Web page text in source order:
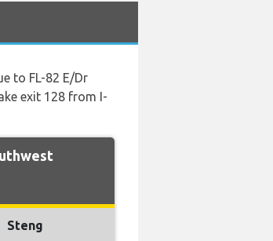
to FL-82 E/Dr
exit 128 from I-
Steng